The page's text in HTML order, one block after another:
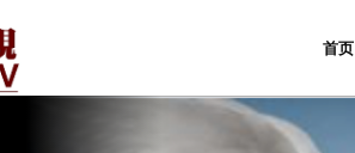
首页